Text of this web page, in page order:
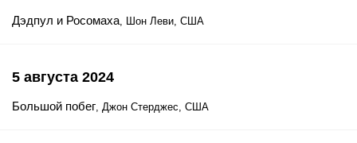
Дэдпул и Росомаха, Шон Леви, США
5 августа 2024
Большой побег, Джон Стерджес, США